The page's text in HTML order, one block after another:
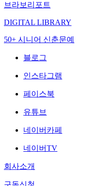
브라보리포트
DIGITAL LIBRARY
50+ 시니어 신춘문예
블로그
인스타그램
페이스북
유튜브
네이버카페
네이버TV
회사소개